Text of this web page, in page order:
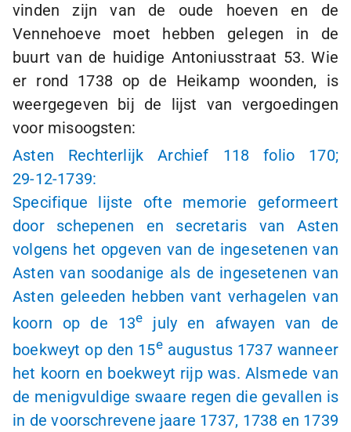
vinden zijn van de oude hoeven en de
Vennehoeve moet hebben gelegen in de
buurt van de huidige Antoniusstraat 53. Wie
er rond 1738 op de Heikamp woonden, is
weergegeven bij de lijst van vergoedingen
voor misoogsten:
Asten Rechterlijk Archief 118 folio 170;
29-12-1739:
Specifique lijste ofte memorie geformeert
door schepenen en secretaris van Asten
volgens het opgeven van de ingesetenen van
Asten van soodanige als de ingesetenen van
Asten geleeden hebben vant verhagelen van
koorn op de 13e
july en afwayen van de
boekweyt op den 15eaugustus 1737 wanneer
het koorn en boekweyt rijp was. Alsmede van
de menigvuldige swaare regen die gevallen is
in de voorschrevene jaare 1737, 1738 en 1739